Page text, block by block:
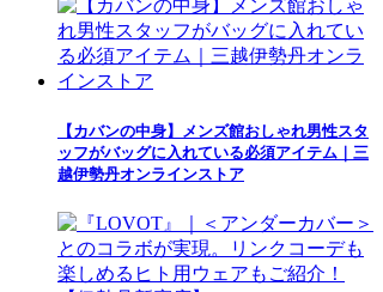
【カバンの中身】メンズ館おしゃれ男性スタ
ッフがバッグに入れている必須アイテム｜三
越伊勢丹オンラインストア